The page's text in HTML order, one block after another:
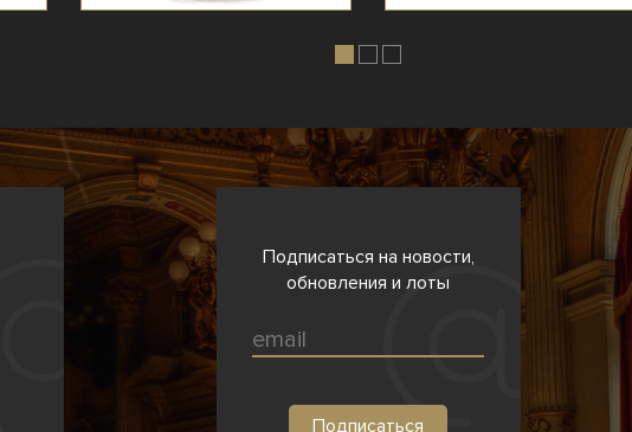
Подписаться на новости,
обновления и лоты